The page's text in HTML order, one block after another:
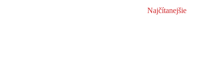
Najčítanejšie